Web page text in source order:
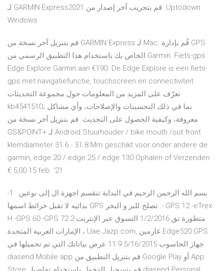
Uptodown. قم بتجريب آخر إصدار من GARMIN Express2021 لـ
Windows
قم بتنزيل آخر نسخة من GARMIN Express لـ Mac. قُم بإدارة GPS
الخاص بك باستخدام هذا التطبيق الرسمي من Garmin. Fiets-gps
Edge Explore Garmin aan €190. De Edge Explore is een fiets-
gps met navigatiefunctie, touchscreen en connectiviteit.
تعرّف على المزيد من المعلومات حول مجموعة التحديثات
kb4541510، بما في ذلك التحسينات والإصلاحات، وأي مشاكل
معروفة، وكيفية الحصول على التحديث. قم بتنزيل آخر نسخة من
GS&POINT+ لـ Android Stuurhouder / bike mouth /out front
klemdiameter 31.6 - 31.8 Mm geschikt voor onder andere de
garmin, edge 20 / edge 25 / edge 130 Ophalen of Verzenden
€ 5,00 15 feb. '21
بسم الله الرحمن الرحيم في البداية تنقسم اجهزة ال إلى نوعين : 1-
بدائيه لا تقبل خرائط اسمها GPS تصلح للبر و البحر. - GPS 12 -eTrex
H -GPS 60 -GPS 72 2-متطورة تق 1/2/2016 التسوق عبر الإنترنت
الإمارات العربية المتحدة ، Uae.Jazp.com, غارمين Edge520 GPS
جهاز الحاسوب 5/16/2015 9 11 عرض بياناتك التي تم تحميلها في
diasend Mobile app قم بتنزيل التطبيق من Google Play أو.App